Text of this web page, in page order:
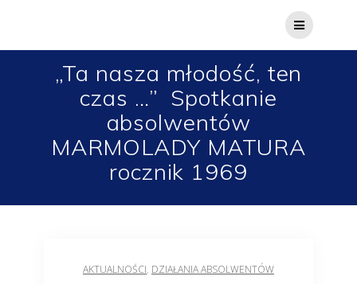
„Ta nasza młodość, ten
czas …” Spotkanie
absolwentów
MARMOLADY MATURA
rocznik 1969
AKTUALNOŚCI, DZIAŁANIA ABSOLWENTÓW